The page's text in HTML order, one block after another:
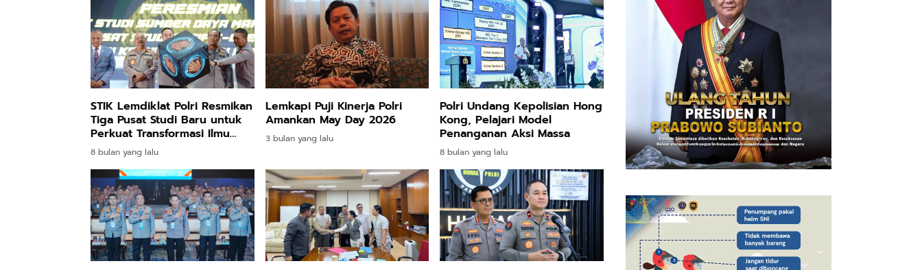
STIK Lemdiklat Polri Resmikan
Tiga Pusat Studi Baru untuk
Perkuat Transformasi Ilmu
Kepolisian
8 bulan yang lalu
Lemkapi Puji Kinerja Polri
Amankan May Day 2026
3 bulan yang lalu
Polri Undang Kepolisian Hong
Kong, Pelajari Model
Penanganan Aksi Massa
8 bulan yang lalu